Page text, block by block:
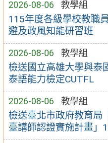
2026-08-06 教學組
115年度各級學校教職
避及政風知能研習班
2026-08-06 教學組
檢送國立高雄大學與泰
泰語能力檢定CUTFL
2026-08-06 教學組
檢送臺北市政府教育局
臺講師認證實施計畫」